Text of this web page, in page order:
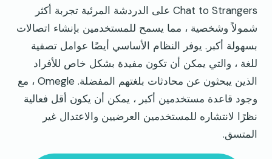
Chat to Strangers على الدردشة المرئية تجربة أكثر
شمولاً وشخصية ، مما يسمح للمستخدمين بإنشاء اتصالات
بسهولة أكبر. يوفر النظام الأساسي أيضًا عوامل تصفية
للغة ، والتي يمكن أن تكون مفيدة بشكل خاص للأفراد
الذين يبحثون عن محادثات بلغتهم المفضلة. Omegle ، مع
وجود قاعدة مستخدمين أكبر ، يمكن أن يكون أقل فعالية
نظرًا لانتشاره للمستخدمين العرضيين والاعتدال غير
المتسق.